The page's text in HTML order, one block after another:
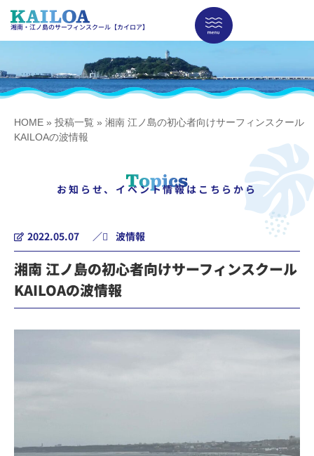
湘南・江ノ島のサーフィンスクール【カイロア】
HOME » 投稿一覧 » 湘南 江ノ島の初心者向けサーフィンスクール
KAILOAの波情報
お知らせ、イベント情報はこちらから
2022.05.07 ／ 波情報
湘南 江ノ島の初心者向けサーフィンスクール
KAILOAの波情報